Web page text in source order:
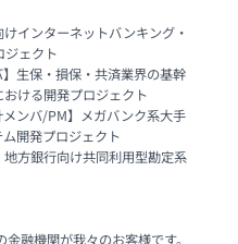
インターネットバンキング・
ジェクト
生保・損保・共済業界の基幹
ける開発プロジェクト
メンバ/PM】メガバンク系大手
開発プロジェクト
方銀行向け共同利用型勘定系